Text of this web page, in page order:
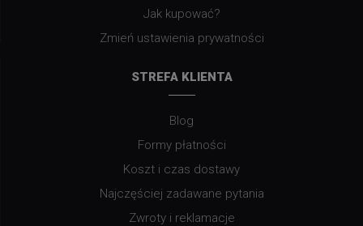
Jak kupować?
Zmień ustawienia prywatności
STREFA KLIENTA
Blog
Formy płatności
Koszt i czas dostawy
Najczęściej zadawane pytania
Zwroty i reklamacje